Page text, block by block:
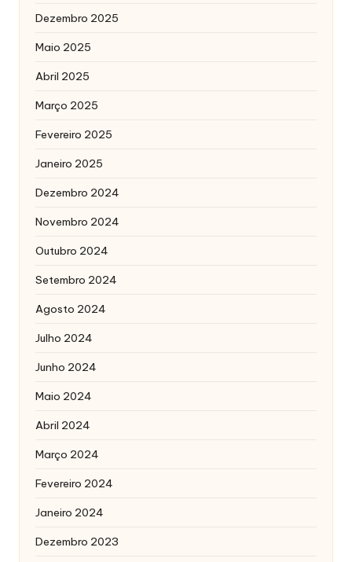
Dezembro 2025
Maio 2025
Abril 2025
Março 2025
Fevereiro 2025
Janeiro 2025
Dezembro 2024
Novembro 2024
Outubro 2024
Setembro 2024
Agosto 2024
Julho 2024
Junho 2024
Maio 2024
Abril 2024
Março 2024
Fevereiro 2024
Janeiro 2024
Dezembro 2023